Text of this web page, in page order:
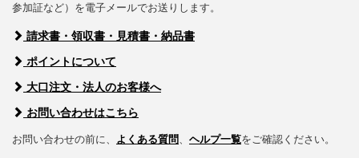
参加証など）を電子メールでお送りします。
請求書・領収書・見積書・納品書
ポイントについて
大口注文・法人のお客様へ
お問い合わせはこちら
お問い合わせの前に、 よくある質問、 ヘルプ一覧をご確認ください。